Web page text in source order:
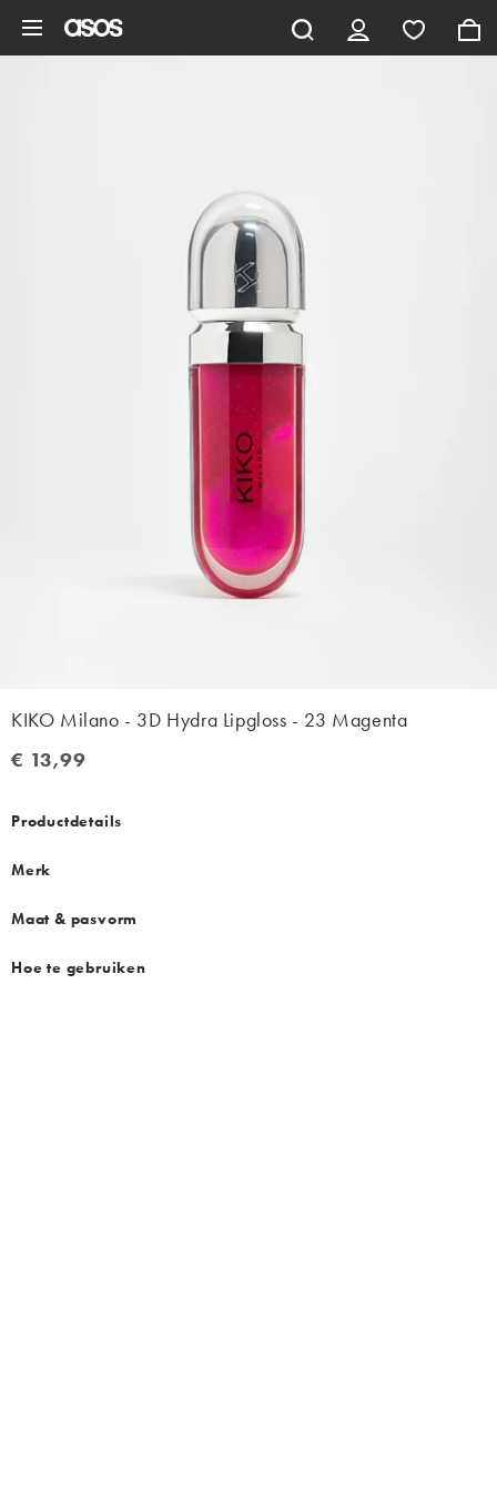
KIKO Milano - 3D Hydra Lipgloss - 23 Magenta
€ 13,99
€ 13,99
Productdetails
Merk
Maat & pasvorm
Hoe te gebruiken